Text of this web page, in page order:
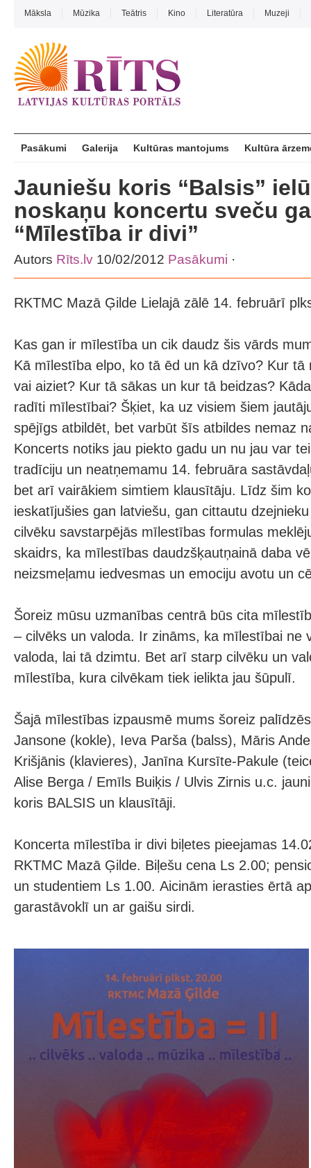
Māksla Mūzika Teātris Kino Literatūra Muzeji
Pasākumi Galerija Kultūras mantojums Kultūra
Jauniešu koris “Balsis”
noskaņu koncertu sveču
“Mīlestība ir divi”
Autors Rīts.lv 10/02/2012 Pasākumi ·
RKTMC Mazā Ģilde Lielajā zālē 14. februārī
Kas gan ir mīlestība un cik daudz šis vārds
Kā mīlestība elpo, ko tā ēd un kā dzīvo? Kur tā
vai aiziet? Kur tā sākas un kur tā beidzas?
radīti mīlestībai? Šķiet, ka uz visiem šiem
spējīgs atbildēt, bet varbūt šīs atbildes nemaz
Koncerts notiks jau piekto gadu un nu jau var
tradīciju un neatņemamu 14. februāra
bet arī vairākiem simtiem klausītāju. Līdz šim
ieskatījušies gan latviešu, gan cittautu
cilvēku savstarpējās mīlestības formulas
skaidrs, ka mīlestības daudzšķautņainā daba
neizsmeļamu iedvesmas un emociju avotu un
Šoreiz mūsu uzmanības centrā būs cita
– cilvēks un valoda. Ir zināms, ka mīlestībai ne
valoda, lai tā dzimtu. Bet arī starp cilvēku un
mīlestība, kura cilvēkam tiek ielikta jau šūpulī.
Šajā mīlestības izpausmē mums šoreiz
Jansone (kokle), Ieva Parša (balss), Māris
Krišjānis (klavieres), Janīna Kursīte-Pakule
Alise Berga / Emīls Buiķis / Ulvis Zirnis u.c.
koris BALSIS un klausītāji.
Koncerta mīlestība ir divi biļetes pieejamas
RKTMC Mazā Ģilde. Biļešu cena Ls 2.00;
un studentiem Ls 1.00. Aicinām ierasties ērtā
garastāvoklī un ar gaišu sirdi.